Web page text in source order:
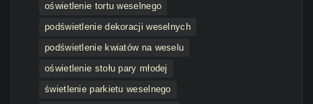
oświetlenie tortu weselnego
podświetlenie dekoracji weselnych
podświetlenie kwiatów na weselu
oświetlenie stołu pary młodej
świetlenie parkietu weselnego